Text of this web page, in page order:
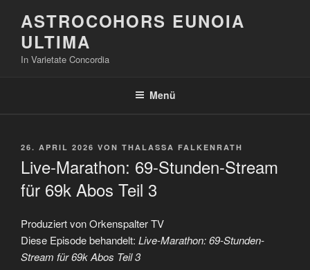
Inhalt
springen
ASTROCOHORS EUNOIA
ULTIMA
In Varietate Concordia
Menü
VERÖFFENTLICHT
26. APRIL 2026 VON THALASSA FALKENRATH
Live-Marathon: 69-Stunden-Stream
für 69k Abos Teil 3
Produziert von Orkenspalter TV
Diese Episode behandelt: Live-Marathon: 69-Stunden-
Stream für 69k Abos Teil 3